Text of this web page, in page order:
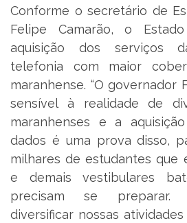
Conforme o secretário de
Felipe Camarão, o
aquisição dos serviços
telefonia com maior
maranhense. “O governador
sensível à realidade de
maranhenses e a
dados é uma prova disso,
milhares de estudantes que
e demais vestibulares
precisam se preparar.
diversificar nossas atividades